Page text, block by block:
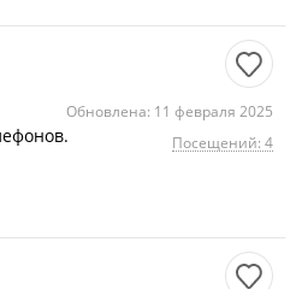
Обновлена: 11 февраля 2025
Посещений: 4